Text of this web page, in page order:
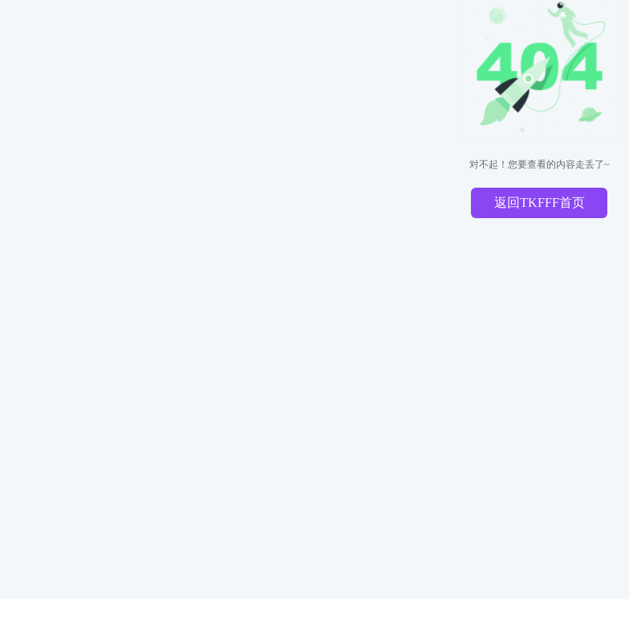
对不起！您要查看的内容走丢了~
返回TKFFF首页